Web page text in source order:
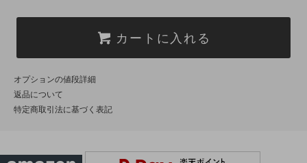
カートに入れる
オプションの値段詳細
返品について
特定商取引法に基づく表記